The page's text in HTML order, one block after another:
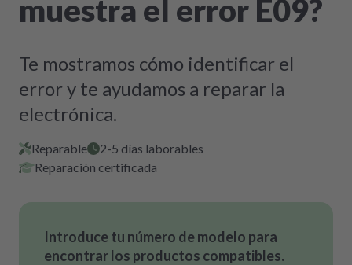
muestra el error E09?
Te mostramos cómo identificar el
error y te ayudamos a reparar la
electrónica.
Reparable
2-5 días laborables
Reparación certificada
Introduce tu número de modelo para
encontrar los productos compatibles.